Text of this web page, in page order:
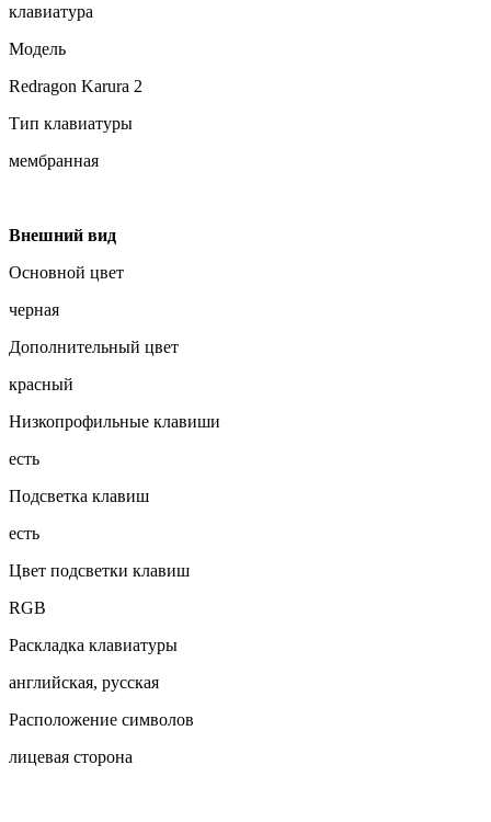
клавиатура
Модель
Redragon Karura 2
Тип клавиатуры
мембранная
Внешний вид
Основной цвет
черная
Дополнительный цвет
красный
Низкопрофильные клавиши
есть
Подсветка клавиш
есть
Цвет подсветки клавиш
RGB
Раскладка клавиатуры
английская, русская
Расположение символов
лицевая сторона